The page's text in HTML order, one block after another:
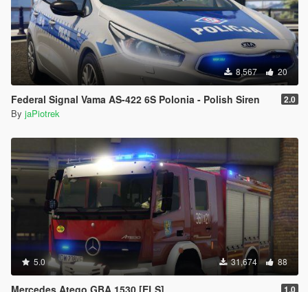
8,567 20
Federal Signal Vama AS-422 6S Polonia - Polish Siren 2.0
By jaPiotrek
5.0 31,674 88
1.0